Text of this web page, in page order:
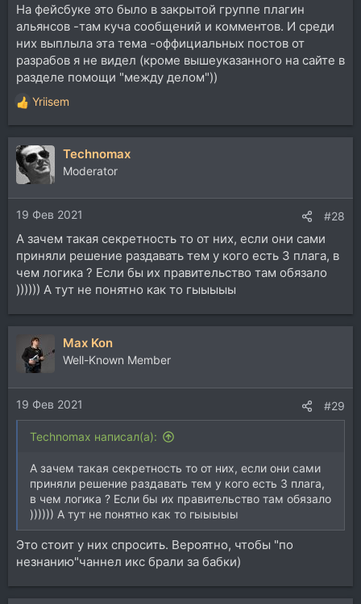
На фейсбуке это было в закрытой группе плагин
альянсов -там куча сообщений и комментов. И среди
них выплыла эта тема -оффициальных постов от
разрабов я не видел (кроме вышеуказанного на сайте в
разделе помощи "между делом"))
Р
е
а
к
ц
и
и
:
Yriisem
Technomax
Moderator
19 Фев 2021 #28
А зачем такая секретность то от них, если они сами
приняли решение раздавать тем у кого есть 3 плага, в
чем логика ? Если бы их правительство там обязало
)))))) А тут не понятно как то гыыыыы
Max Kon
Well-Known Member
19 Фев 2021 #29
Technomax написал(а):
А зачем такая секретность то от них, если они сами
приняли решение раздавать тем у кого есть 3 плага,
в чем логика ? Если бы их правительство там обязало
)))))) А тут не понятно как то гыыыыы
Это стоит у них спросить. Вероятно, чтобы "по
незнанию"чаннел икс брали за бабки)